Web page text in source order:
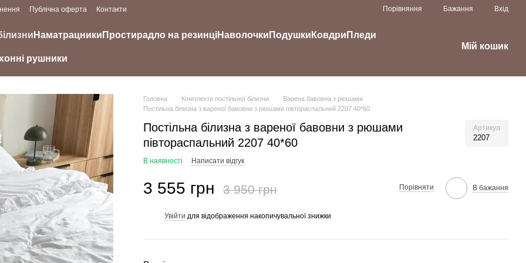
Публічна оферта Контакти Порівняння Бажання Вхід
Наматрацники Простирадло на резинціНаволочки Подушки Ковдри Пледи
рушники
Мій кошик
Головна Комплекти постільної білизни
Варена бавовна з рюшами
Постільна білизна з вареної бавовни з рюшами півтораспальний 2207 40*60
Постільна білизна з вареної бавовни з рюшами
півтораспальний 2207 40*60
Артикул
2207
В наявності Написати відгук
3 555 грн 3 950 грн Порівняти В бажання
Увійти для відображення накопичувальної знижки